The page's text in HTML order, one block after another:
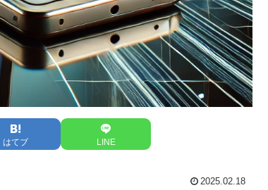
はてブ LINE
2025.02.18